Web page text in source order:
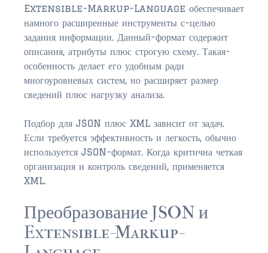
Extensible-Markup-Language обеспечивает
намного расширенные инструменты с-целью
задания информации. Данный-формат содержит
описания, атрибуты плюс строгую схему. Такая-
особенность делает его удобным ради
многоуровневых систем, но расширяет размер
сведений плюс нагрузку анализа.
Подбор для JSON плюс XML зависит от задач.
Если требуется эффективность и легкость, обычно
используется JSON-формат. Когда критична четкая
организация и контроль сведений, применяется
XML.
Преобразование JSON и
Extensible-Markup-